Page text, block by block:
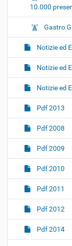
10.000
Gastro
Notizie ed
Notizie ed
Notizie ed
Pdf 2013
Pdf 2008
Pdf 2009
Pdf 2010
Pdf 2011
Pdf 2012
Pdf 2014